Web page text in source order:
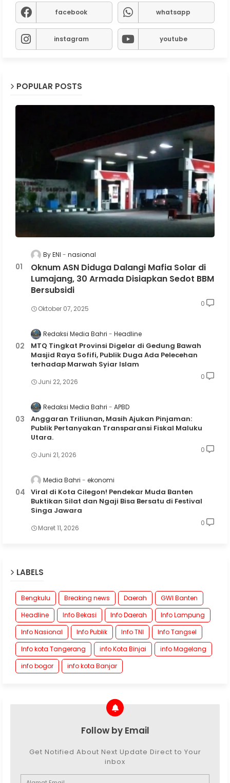
facebook whatsapp
instagram youtube
POPULAR POSTS
By ENI nasional
Oknum ASN Diduga Dalangi Mafia Solar di
Lumajang, 30 Armada Disiapkan Sedot BBM
Bersubsidi
Oktober 07, 2025
0
Redaksi Media Bahri Headline
MTQ Tingkat Provinsi Digelar di Gedung Bawah
Masjid Raya Sofifi, Publik Duga Ada Pelecehan
terhadap Marwah Syiar Islam
Juni 22, 2026
0
Redaksi Media Bahri APBD
Anggaran Triliunan, Masih Ajukan Pinjaman:
Publik Pertanyakan Transparansi Fiskal Maluku
Utara.
Juni 21, 2026
0
Media Bahri ekonomi
Viral di Kota Cilegon! Pendekar Muda Banten
Buktikan Silat dan Ngaji Bisa Bersatu di Festival
Singa Jawara
Maret 11, 2026
0
LABELS
Bengkulu Breaking news Daerah
GWI Banten
Headline
Info Bekasi Info Daerah
Info Lampung
Info Nasional
Info Publik Info TNI
Info Tangsel
Info kota Tangerang
info Kota Binjai
info Magelang
info bogor
info kota Banjar
Follow by Email
Get Notified About Next Update Direct to Your
inbox